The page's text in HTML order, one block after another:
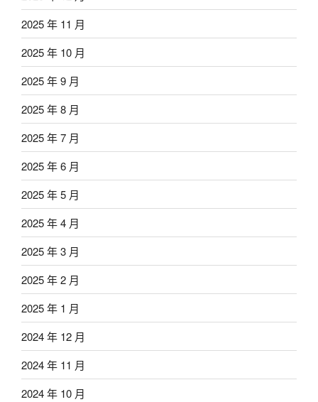
2025 年 11 月
2025 年 10 月
2025 年 9 月
2025 年 8 月
2025 年 7 月
2025 年 6 月
2025 年 5 月
2025 年 4 月
2025 年 3 月
2025 年 2 月
2025 年 1 月
2024 年 12 月
2024 年 11 月
2024 年 10 月